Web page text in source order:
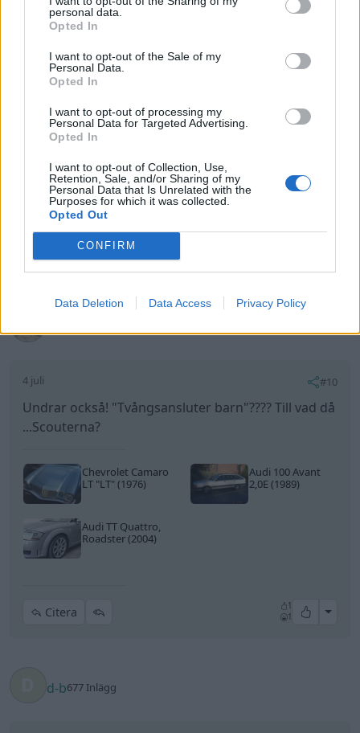
personal data.
Opted In
I want to opt-out of the Sale of my
Personal Data.
Opted In
I want to opt-out of processing my
Personal Data for Targeted Advertising.
Opted In
I want to opt-out of Collection, Use,
Retention, Sale, and/or Sharing of my
Personal Data that Is Unrelated with the
Purposes for which it was collected.
Opted Out
CONFIRM
Data Deletion Data Access Privacy Policy
Inte intresserad av grundfrågan, men blev nyfiken.
Sverige barn?
Saab 9-5"2.3t"
(2003)
Saab 9-3"2.0t"
Volvo V70 D5
"Polestar" (2008)
Citera
4 juli #10
Undrar också! "Tvångsansluter barn"???? Till vad då
...Scouterna?
Chevrolet Camaro
LT "LT"(1976)
Audi 100 Avant
2,0E (1989)
Audi TT Quattro,
Roadster (2004)
Citera
1
1
All
d-b677 Inlägg